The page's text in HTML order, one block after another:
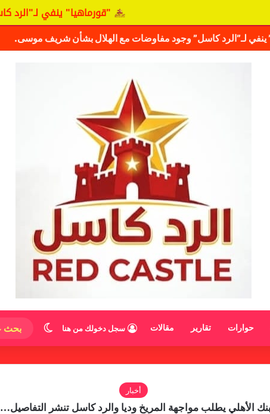
"قورماهيا" ينفي لـ"الرد كاسل"
حقيقة مفاوضات نجم المريخ
حوارات تقارير مقالات سجل دخولك من هنا الوضع
أخبار
الأهلي يطلب مواجهة المريخ وديا والرد كاسل تنشر